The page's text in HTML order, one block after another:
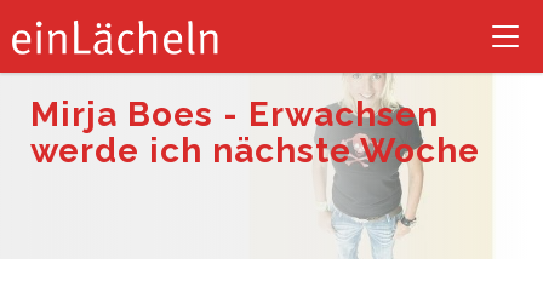
Mirja Boes - Erwachsen
werde ich nächste Woche